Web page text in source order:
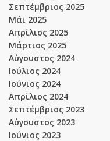
Σεπτέμβριος 2025
Μάι 2025
Απρίλιος 2025
Μάρτιος 2025
Αύγουστος 2024
Ιούλιος 2024
Ιούνιος 2024
Απρίλιος 2024
Σεπτέμβριος 2023
Αύγουστος 2023
Ιούνιος 2023